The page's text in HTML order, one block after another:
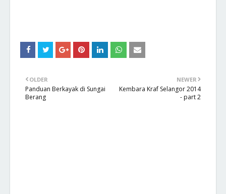
NEWER
Kembara Kraf Selangor 2014
- part 2
OLDER
Panduan Berkayak di Sungai
Berang